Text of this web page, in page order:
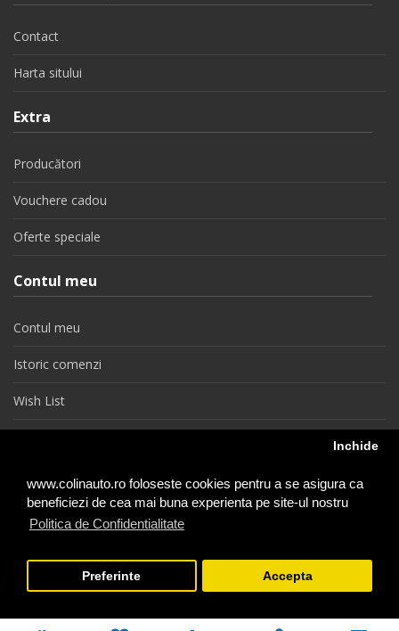
www.colinauto.ro foloseste cookies pentru a se asigura ca
beneficiezi de cea mai buna experienta pe site-ul nostru
Politica de Confidentialitate
Inchide
Preferinte Accepta
Contact
Harta sitului
Extra
Producători
Vouchere cadou
Oferte speciale
Contul meu
Contul meu
Istoric comenzi
Wish List
− 1 + Adauga in Cos